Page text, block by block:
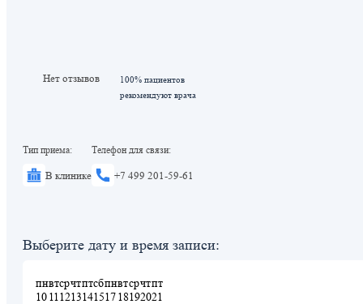
Нет отзывов
100% пациентов
рекомендуют врача
Тип приема:
В клинике
Телефон для связи:
+7 499 201-59-61
Выберите дату и время записи:
пн
10
вт
11
ср
12
чт
13
пт
14
сб
15
пн
17
вт
18
ср
19
чт
20
пт
21